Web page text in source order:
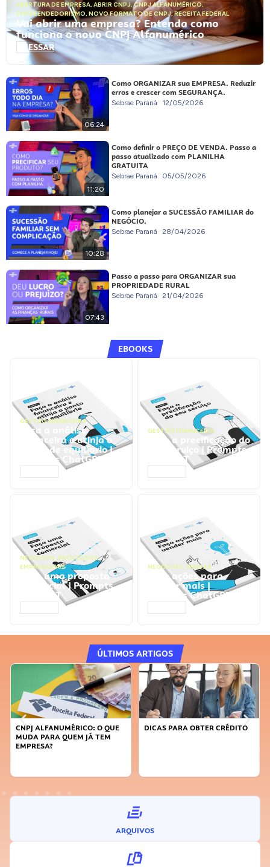
ABERTURA DE EMPRESA, ABRIR CNPJ,CNPJ ALFANUMÉRICO,
EMPREENDEDORISMO, NOVO FORMATO DE CNPJ,RECEITA FEDERAL
Vai abrir uma empresa? Entenda como
funciona o novo CNPJ Alfanumérico
ACESSAR
06:24
Como ORGANIZAR sua EMPRESA. Reduzir
erros e crescer com SEGURANÇA.
Sebrae Paraná 12/05/2026
11:20
Como definir o PREÇO DE VENDA. Passo a
passo atualizado com PLANILHA
GRATUITA
Sebrae Paraná 05/05/2026
10:28
Como planejar a SUCESSÃO FAMILIAR do
NEGÓCIO.
Sebrae Paraná 28/04/2026
07:43
Passo a passo para ORGANIZAR sua
PROPRIEDADE RURAL
Sebrae Paraná 21/04/2026
EBOOKS
GESTÃO FINANCEIRA
Faça a análise
financeira e atinja o
ponto de equilíbrio |
Prompts ChatGPT
GESTÃO FINANCEIRA
Faça a precificação do
seu serviço | Prompts
ChatGPT
NEGÓCIOS, PROCESSOS
EMPRESARIAIS
Faça uma proposta
comercial | Prompts
ChatGPT
NEGÓCIOS, VENDAS
Faça ações para
vender mais |
Prompts ChatGPT
ÚLTIMOS ARTIGOS
DICAS PARA OBTER CRÉDITO
FAÇA A DIFERENÇA: SEJA
ARQUIVOS